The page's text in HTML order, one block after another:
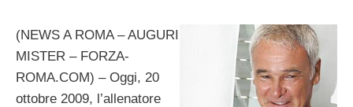
(NEWS A ROMA – AUGURI
MISTER – FORZA-
ROMA.COM) – Oggi, 20
ottobre 2009, l’allenatore